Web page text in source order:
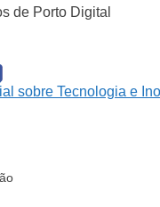
de Porto Digital